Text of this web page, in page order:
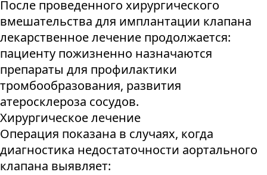
После проведенного хирургического
вмешательства для имплантации клапана
лекарственное лечение продолжается:
пациенту пожизненно назначаются
препараты для профилактики
тромбообразования, развития
атеросклероза сосудов.
Хирургическое лечение
Операция показана в случаях, когда
диагностика недостаточности аортального
клапана выявляет: